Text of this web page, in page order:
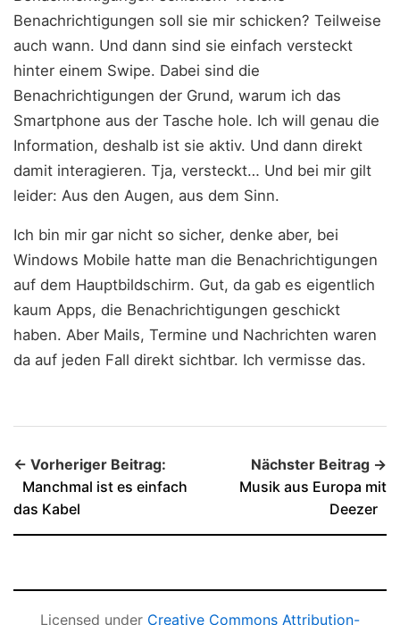
Benachrichtigungen soll sie mir schicken? Teilweise
auch wann. Und dann sind sie einfach versteckt
hinter einem Swipe. Dabei sind die
Benachrichtigungen der Grund, warum ich das
Smartphone aus der Tasche hole. Ich will genau die
Information, deshalb ist sie aktiv. Und dann direkt
damit interagieren. Tja, versteckt… Und bei mir gilt
leider: Aus den Augen, aus dem Sinn.
Ich bin mir gar nicht so sicher, denke aber, bei
Windows Mobile hatte man die Benachrichtigungen
auf dem Hauptbildschirm. Gut, da gab es eigentlich
kaum Apps, die Benachrichtigungen geschickt
haben. Aber Mails, Termine und Nachrichten waren
da auf jeden Fall direkt sichtbar. Ich vermisse das.
← Vorheriger Beitrag:
Manchmal ist es einfach
das Kabel
Nächster Beitrag →
Musik aus Europa mit
Deezer
Licensed under Creative Commons Attribution-